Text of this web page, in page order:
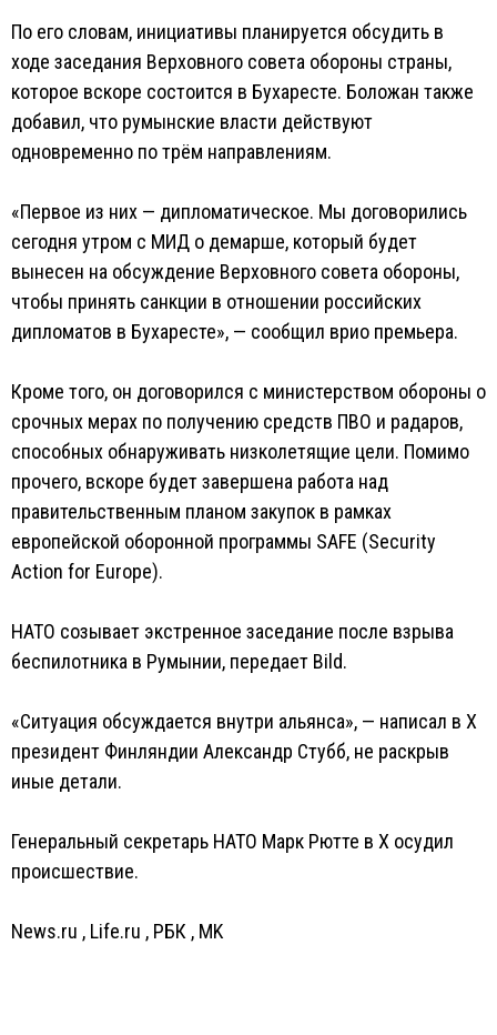
По его словам, инициативы планируется обсудить в
ходе заседания Верховного совета обороны страны,
которое вскоре состоится в Бухаресте. Боложан также
добавил, что румынские власти действуют
одновременно по трём направлениям.
«Первое из них — дипломатическое. Мы договорились
сегодня утром с МИД о демарше, который будет
вынесен на обсуждение Верховного совета обороны,
чтобы принять санкции в отношении российских
дипломатов в Бухаресте», — сообщил врио премьера.
Кроме того, он договорился с министерством обороны о
срочных мерах по получению средств ПВО и радаров,
способных обнаруживать низколетящие цели. Помимо
прочего, вскоре будет завершена работа над
правительственным планом закупок в рамках
европейской оборонной программы SAFE (Security
Action for Europe).
НАТО созывает экстренное заседание после взрыва
беспилотника в Румынии, передает Bild.
«Ситуация обсуждается внутри альянса», — написал в X
президент Финляндии Александр Стубб, не раскрыв
иные детали.
Генеральный секретарь НАТО Марк Рютте в X осудил
происшествие.
News.ru , Life.ru , РБК , MK